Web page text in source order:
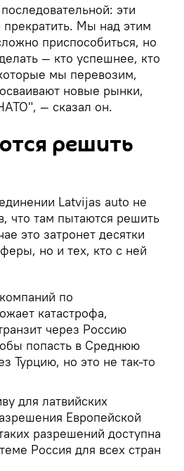
эти
Мы над этим
приспособиться, но
— кто успешнее, кто
мы перевозим,
новые рынки,
— сказал он.
решить
Latvijas auto не
что там пытаются решить
это затронет десятки
но и тех, кто с ней
по
катастрофа,
через Россию
попасть в Среднюю
Турцию, но это не так-то
для латвийских
Европейской
разрешений доступна
Россия для всех стран